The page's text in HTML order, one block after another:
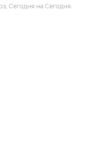
Сегодня на Сегодня.